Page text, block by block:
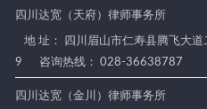
四川达宽（天府）律师事务所
地 址： 四川眉山市仁寿县腾飞大
9
咨询热线： 028-36638787
四川达宽（金川）律师事务所